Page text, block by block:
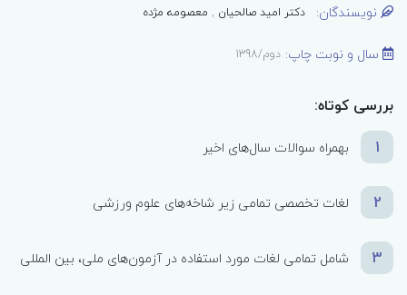
نویسندگان: دکتر امید صالحیان , معصومه مژده
سال و نوبت چاپ: دوم/1398
بررسی کوتاه:
1
بهمراه سوالات سال‌های اخیر
2 لغات تخصصی تمامی زیر شاخه‌های علوم ورزشی
3 شامل تمامی لغات مورد استفاده در آزمون‌های ملی، بین المللی